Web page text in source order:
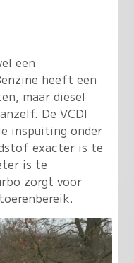
een
heeft een
maar diesel
De VCDI
inspuiting onder
exacter is te
is te
zorgt voor